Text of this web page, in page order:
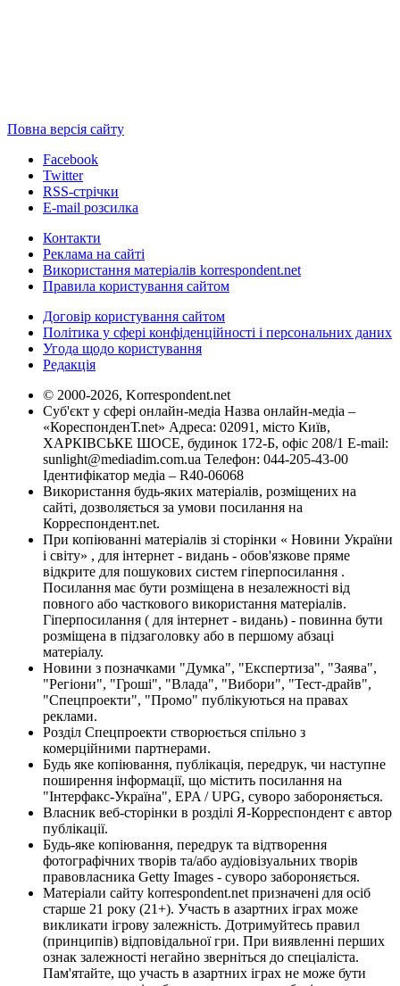
Повна версія сайту
Facebook
Twitter
RSS-стрічки
E-mail розсилка
Контакти
Реклама на сайті
Використання матеріалів korrespondent.net
Правила користування сайтом
Договір користування сайтом
Політика у сфері конфіденційності і персональних даних
Угода щодо користування
Редакція
© 2000-2026, Korrespondent.net
Суб'єкт у сфері онлайн-медіа Назва онлайн-медіа –
«КореспонденТ.net» Адреса: 02091, місто Київ,
ХАРКІВСЬКЕ ШОСЕ, будинок 172-Б, офіс 208/1 E-mail:
sunlight@mediadim.com.ua Телефон: 044-205-43-00
Ідентифікатор медіа – R40-06068
Використання будь-яких матеріалів, розміщених на
сайті, дозволяється за умови посилання на
Корреспондент.net.
При копіюванні матеріалів зі сторінки « Новини України
і світу» , для інтернет - видань - обов'язкове пряме
відкрите для пошукових систем гіперпосилання .
Посилання має бути розміщена в незалежності від
повного або часткового використання матеріалів.
Гіперпосилання ( для інтернет - видань) - повинна бути
розміщена в підзаголовку або в першому абзаці
матеріалу.
Новини з позначками "Думка", "Експертиза", "Заява",
"Регіони", "Гроші", "Влада", "Вибори", "Тест-драйв",
"Спецпроекти", "Промо" публікуються на правах
реклами.
Розділ Спецпроекти створюється спільно з
комерційними партнерами.
Будь яке копіювання, публікація, передрук, чи наступне
поширення інформації, що містить посилання на
"Інтерфакс-Україна", EPA / UPG, суворо забороняється.
Власник веб-сторінки в розділі Я-Корреспондент є автор
публікації.
Будь-яке копіювання, передрук та відтворення
фотографічних творів та/або аудіовізуальних творів
правовласника Getty Images - суворо забороняється.
Матеріали сайту korrespondent.net призначені для осіб
старше 21 року (21+). Участь в азартних іграх може
викликати ігрову залежність. Дотримуйтесь правил
(принципів) відповідальної гри. При виявленні перших
ознак залежності негайно зверніться до спеціаліста.
Пам'ятайте, що участь в азартних іграх не може бути